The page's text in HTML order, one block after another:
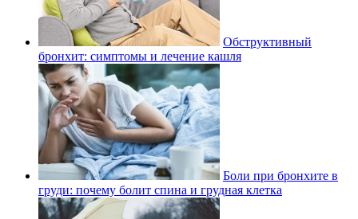
Обструктивный
бронхит: симптомы и лечение кашля
Боли при бронхите в
груди: почему болит спина и грудная клетка